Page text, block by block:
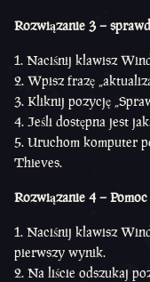
Rozwiązanie 3 –
Naciśnij klawisz
Wpisz frazę
Kliknij pozycję
Jeśli dostępna jest
Uruchom komputer
Thieves.
Rozwiązanie 4 –
Naciśnij klawisz
pierwszy wynik.
Na liście odszukaj